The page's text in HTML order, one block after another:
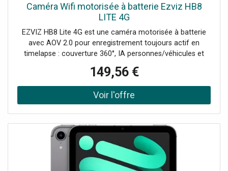
Caméra Wifi motorisée à batterie Ezviz HB8
LITE 4G
EZVIZ HB8 Lite 4G est une caméra motorisée à batterie
avec AOV 2.0 pour enregistrement toujours actif en
timelapse : couverture 360°, IA personnes/véhicules et
de prises de courant. Résolution 2K+ pour des détails nets
en extérieur Always-On Video 2.0 (AOV) : timelapse
continu + vidéo normale sur les événements Motorisée
avec vue panoramique 360° et suivi automatique
zones personnalisables Batterie au lithium rechargeable
5.200 mAh + compatible avec panneaux solaires EZVIZ
Type-C Wi-Fi 6 (2,4 GHz), audio bidirectionnel, sirène +
stroboscope, microSD 512GB / CloudPlay.
149,56 €